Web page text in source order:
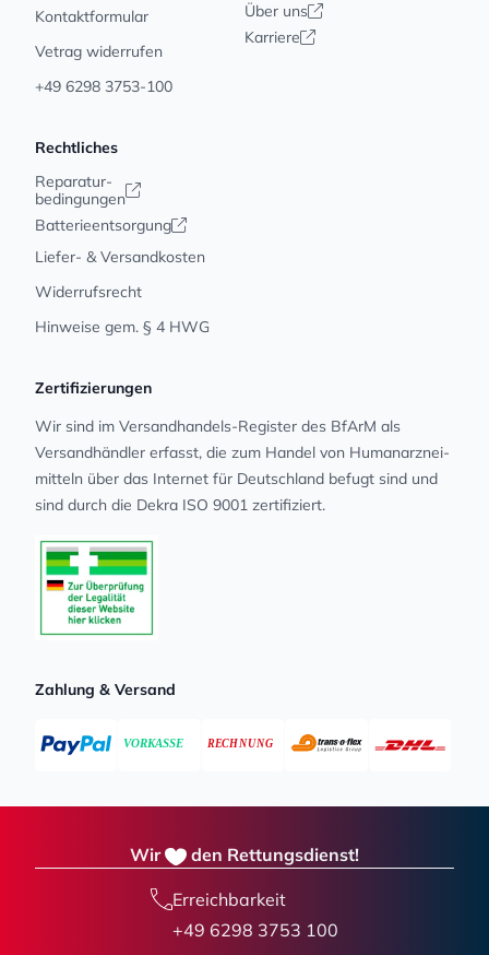
Kontaktformular
Vetrag widerrufen
+49 6298 3753-100
Über uns
Karriere
Rechtliches
Reparatur-
bedingungen
Batterieentsorgung
Liefer- & Versandkosten
Widerrufsrecht
Hinweise gem. § 4 HWG
Zertifizierungen
Wir sind im Versandhandels-Register des BfArM als
Versandhändler erfasst, die zum Handel von Human­arz­nei­
mit­teln über das Internet für Deutschland befugt sind und
sind durch die Dekra ISO 9001 zertifiziert.
Zahlung & Versand
Wir den Rettungsdienst!
Erreichbarkeit
+49 6298 3753 100